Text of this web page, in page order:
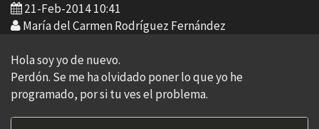
21-Feb-2014 10:41
María del Carmen Rodríguez Fernández
Hola soy yo de nuevo.
Perdón. Se me ha olvidado poner lo que yo he
programado, por si tu ves el problema.